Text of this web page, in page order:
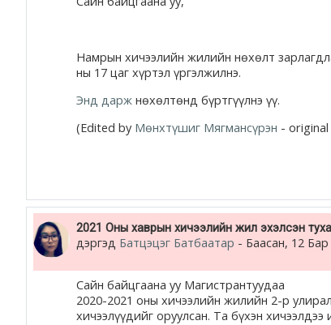
Намрын хичээлийн жилийн нөхөлт
ны 17 цаг хүртэл үргэлжилнэ.
Энд даржнөхөлтөнд бүртгүүлнэ үү.
(Edited by Мөнхтүшиг Мягмансүрэн - original
2021 Оны хаврын хичээлийн жил эхэлсэн
дэргэд Батцэцэг Батбаатар - Баасан, 12
Сайн байцгаана уу Магистрантуудаа
2020-2021 оны хичээлийн жилийн 2-р
хичээлүүдийг оруулсан. Та бүхэн